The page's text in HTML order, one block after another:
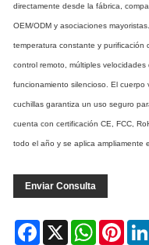
directamente desde la fábrica,
OEM/ODM y asociaciones
temperatura constante y
control remoto, múltiples
funcionamiento silencioso. El cuerpo
cuchillas garantiza un uso seguro
cuenta con certificación CE, FCC,
todo el año y se aplica ampliamente
Enviar Consulta
Facebook WhatsApp